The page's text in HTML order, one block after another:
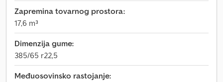
Zapremina tovarnog prostora:
17,6 m³
Dimenzija gume:
385/65 r22,5
Međuosovinsko rastojanje: